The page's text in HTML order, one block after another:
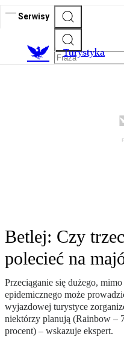
Serwisy
Turystyka
Betlej: Czy
polecieć na
Przeciąganie się dużego,
epidemicznego może
wyjazdowej turystyce
niektórzy planują (Rainbow –
procent) – wskazuje ekspert.